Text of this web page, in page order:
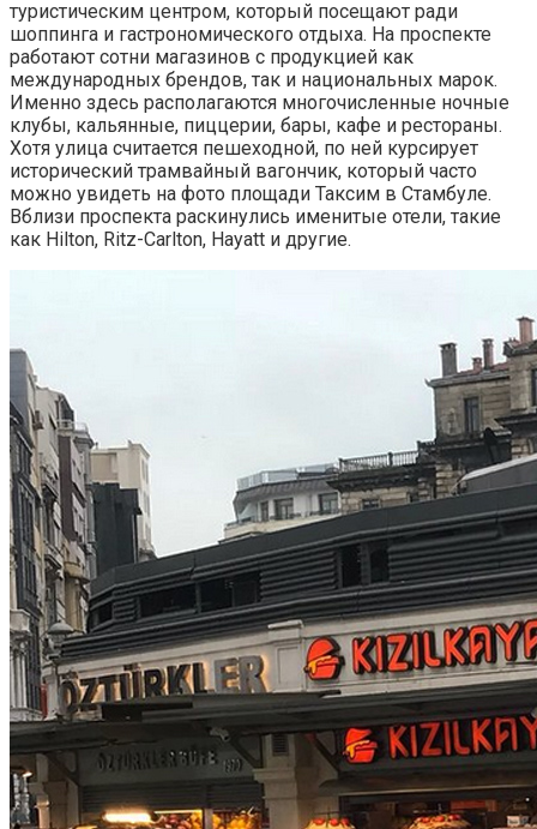
туристическим центром, который посещают ради
шоппинга и гастрономического отдыха. На проспекте
работают сотни магазинов с продукцией как
международных брендов, так и национальных марок.
Именно здесь располагаются многочисленные ночные
клубы, кальянные, пиццерии, бары, кафе и рестораны.
Хотя улица считается пешеходной, по ней курсирует
исторический трамвайный вагончик, который часто
можно увидеть на фото площади Таксим в Стамбуле.
Вблизи проспекта раскинулись именитые отели, такие
как Hilton, Ritz-Carlton, Hayatt и другие.